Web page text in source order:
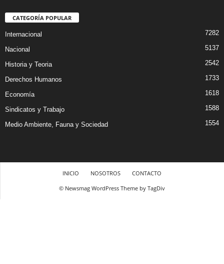
CATEGORÍA POPULAR
Internacional 7282
Nacional 5137
Historia y Teoria 2542
Derechos Humanos 1733
Economía 1618
Sindicatos y Trabajo 1588
Medio Ambiente, Fauna y Sociedad 1554
INICIO NOSOTROS
CONTACTO
© Newsmag WordPress Theme by TagDiv